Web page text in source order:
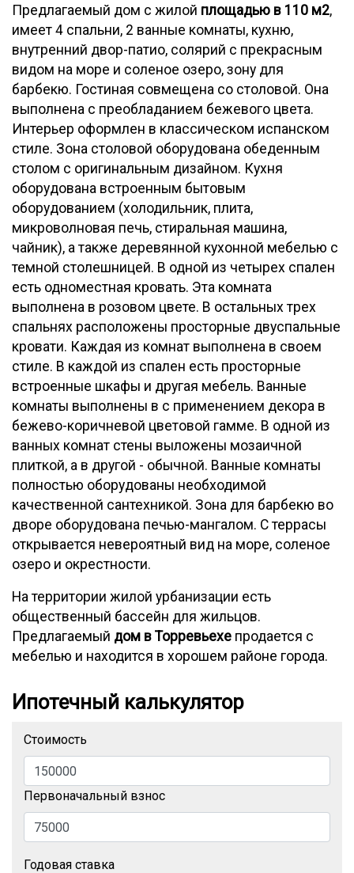
Предлагаемый дом с жилой площадью в 110 м2,
имеет 4 спальни, 2 ванные комнаты, кухню,
внутренний двор-патио, солярий с прекрасным
видом на море и соленое озеро, зону для
барбекю. Гостиная совмещена со столовой. Она
выполнена с преобладанием бежевого цвета.
Интерьер оформлен в классическом испанском
стиле. Зона столовой оборудована обеденным
столом с оригинальным дизайном. Кухня
оборудована встроенным бытовым
оборудованием (холодильник, плита,
микроволновая печь, стиральная машина,
чайник), а также деревянной кухонной мебелью с
темной столешницей. В одной из четырех спален
есть одноместная кровать. Эта комната
выполнена в розовом цвете. В остальных трех
спальнях расположены просторные двуспальные
кровати. Каждая из комнат выполнена в своем
стиле. В каждой из спален есть просторные
встроенные шкафы и другая мебель. Ванные
комнаты выполнены в с применением декора в
бежево-коричневой цветовой гамме. В одной из
ванных комнат стены выложены мозаичной
плиткой, а в другой - обычной. Ванные комнаты
полностью оборудованы необходимой
качественной сантехникой. Зона для барбекю во
дворе оборудована печью-мангалом. С террасы
открывается невероятный вид на море, соленое
озеро и окрестности.
На территории жилой урбанизации есть
общественный бассейн для жильцов.
Предлагаемый дом в Торревьехе продается с
мебелью и находится в хорошем районе города.
Ипотечный калькулятор
Стоимость
Первоначальный взнос
Годовая ставка